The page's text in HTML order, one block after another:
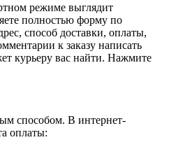
режиме выглядит
полностью форму по
способ доставки, оплаты,
к заказу написать
курьеру вас найти. Нажмите
способом. В интернет-
оплаты: